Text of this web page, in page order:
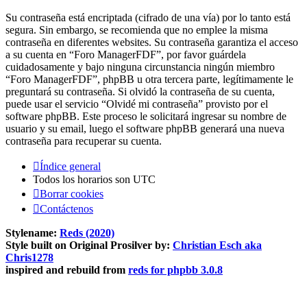
Su contraseña está encriptada (cifrado de una vía) por lo tanto está
segura. Sin embargo, se recomienda que no emplee la misma
contraseña en diferentes websites. Su contraseña garantiza el acceso
a su cuenta en “Foro ManagerFDF”, por favor guárdela
cuidadosamente y bajo ninguna circunstancia ningún miembro
“Foro ManagerFDF”, phpBB u otra tercera parte, legítimamente le
preguntará su contraseña. Si olvidó la contraseña de su cuenta,
puede usar el servicio “Olvidé mi contraseña” provisto por el
software phpBB. Este proceso le solicitará ingresar su nombre de
usuario y su email, luego el software phpBB generará una nueva
contraseña para recuperar su cuenta.
Índice general
Todos los horarios son UTC
Borrar cookies
Contáctenos
Stylename: Reds (2020)
Style built on Original Prosilver by: Christian Esch aka
Chris1278
inspired and rebuild from reds for phpbb 3.0.8